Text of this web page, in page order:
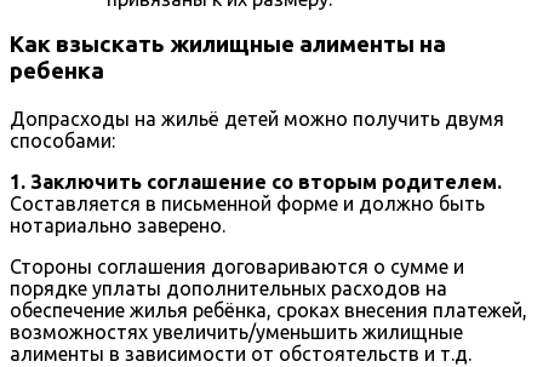
Как взыскать жилищные алименты на
ребенка
Допрасходы на жильё детей можно получить двумя
способами:
1. Заключить соглашение со вторым родителем.
Составляется в письменной форме и должно быть
нотариально заверено.
Стороны соглашения договариваются о сумме и
порядке уплаты дополнительных расходов на
обеспечение жилья ребёнка, сроках внесения платежей,
возможностях увеличить/уменьшить жилищные
алименты в зависимости от обстоятельств и т.д.